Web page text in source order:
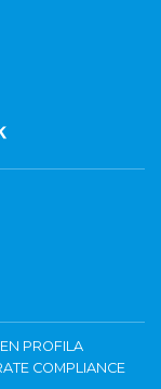
PROFILA
COMPLIANCE